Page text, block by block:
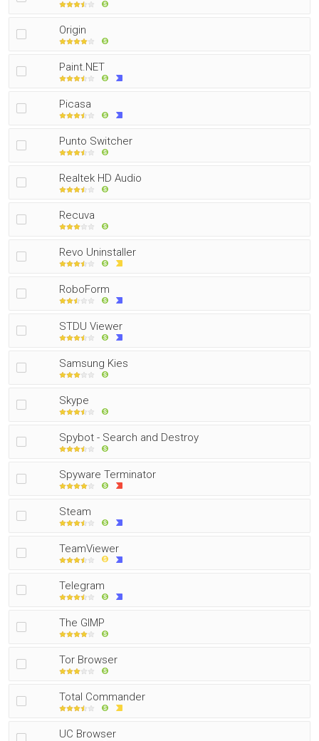
Origin
Paint.NET
Picasa
Punto Switcher
Realtek HD Audio
Recuva
Revo Uninstaller
RoboForm
STDU Viewer
Samsung Kies
Skype
Spybot - Search and Destroy
Spyware Terminator
Steam
TeamViewer
Telegram
The GIMP
Tor Browser
Total Commander
UC Browser